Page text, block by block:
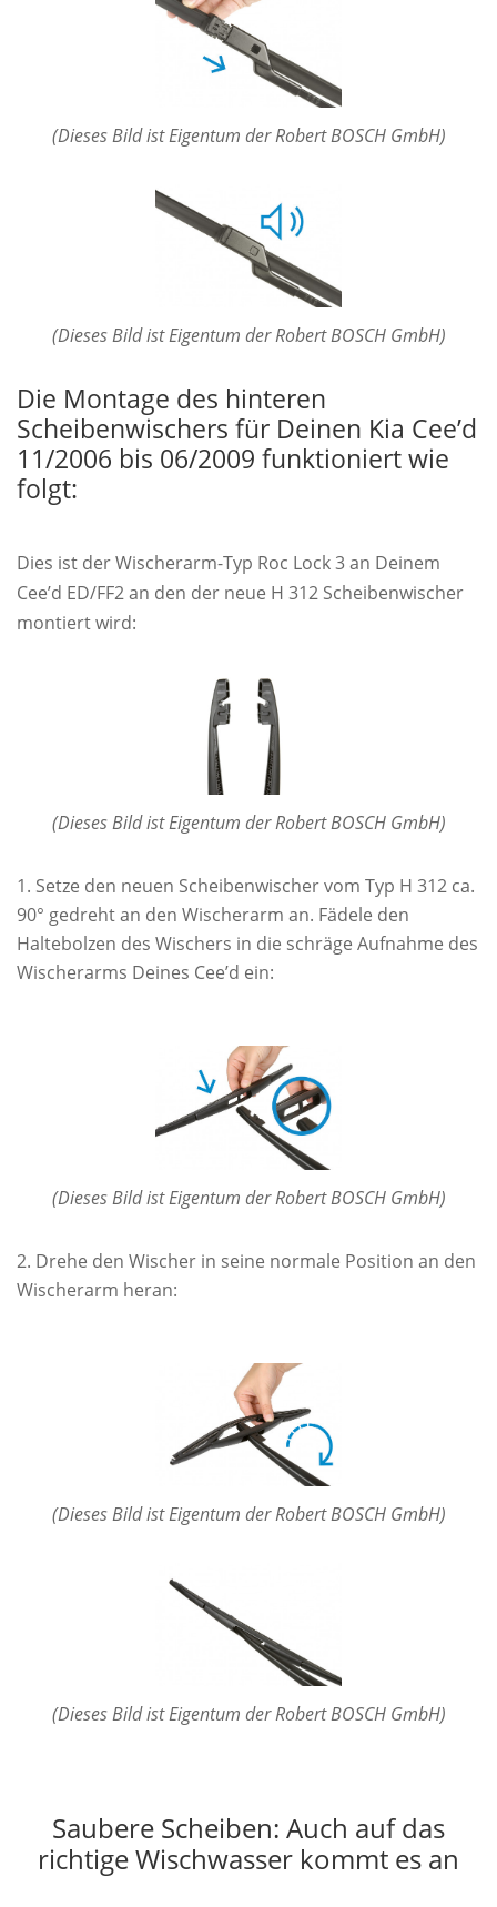
(Dieses Bild ist Eigentum der Robert BOSCH GmbH)
(Dieses Bild ist Eigentum der Robert BOSCH GmbH)
Die Montage des hinteren
Scheibenwischers für Deinen Kia Cee’d
11/2006 bis 06/2009 funktioniert wie
folgt:
Dies ist der Wischerarm-Typ Roc Lock 3 an Deinem
Cee’d ED/FF2 an den der neue H 312 Scheibenwischer
montiert wird:
(Dieses Bild ist Eigentum der Robert BOSCH GmbH)
Setze den neuen Scheibenwischer vom Typ H 312 ca.
90° gedreht an den Wischerarm an. Fädele den
Haltebolzen des Wischers in die schräge Aufnahme des
Wischerarms Deines Cee’d ein:
(Dieses Bild ist Eigentum der Robert BOSCH GmbH)
Drehe den Wischer in seine normale Position an den
Wischerarm heran:
(Dieses Bild ist Eigentum der Robert BOSCH GmbH)
(Dieses Bild ist Eigentum der Robert BOSCH GmbH)
Saubere Scheiben: Auch auf das
richtige Wischwasser kommt es an